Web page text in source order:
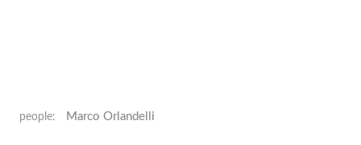
people: Marco Orlandelli